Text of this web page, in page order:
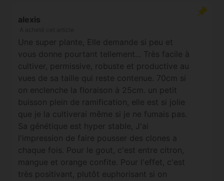
alexis
Une super plante, Elle demande si peu et
vous donne pourtant tellement... Très facile à
cultiver, permissive, robuste et productive au
vues de sa taille qui reste contenue. 70cm si
on enclenche la floraison à 25cm. un petit
buisson plein de ramification, elle est si jolie
que je la cultiverai même si je ne fumais pas.
Sa génétique est hyper stable, J'ai
l'impression de faire pousser des clones a
chaque fois. Pour le gout, c'est entre citron,
mangue et orange confite. Pour l'effet, c'est
très positivant, plutôt euphorisant si on